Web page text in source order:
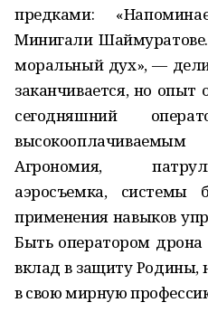
предками:
Минигали
моральный дух», —
заканчивается, но опыт
сегодняшний
Агрономия,
аэросъемка, системы
применения навыков
Быть оператором дрона
вклад в защиту Родины,
в свою мирную